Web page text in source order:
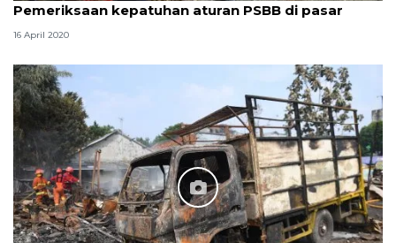
Pemeriksaan kepatuhan aturan PSBB di pasar
16 April 2020